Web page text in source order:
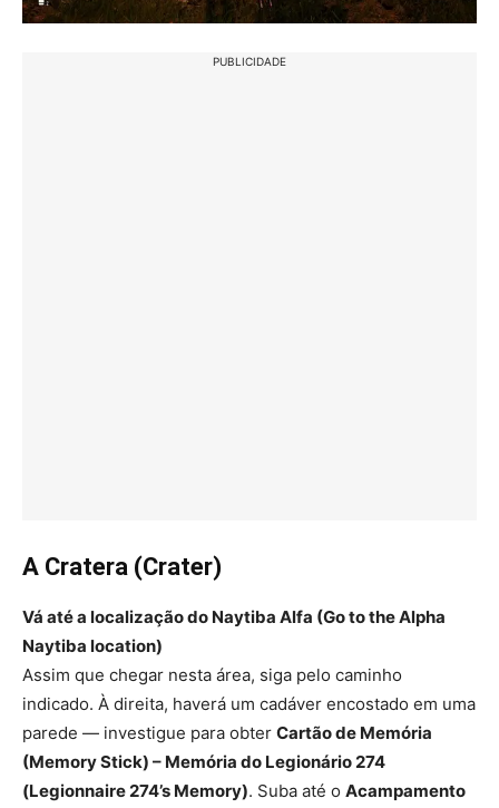
PUBLICIDADE
A Cratera (Crater)
Vá até a localização do Naytiba Alfa (Go to the Alpha
Naytiba location)
Assim que chegar nesta área, siga pelo caminho
indicado. À direita, haverá um cadáver encostado em uma
parede — investigue para obter Cartão de Memória
(Memory Stick) – Memória do Legionário 274
(Legionnaire 274’s Memory). Suba até o Acampamento